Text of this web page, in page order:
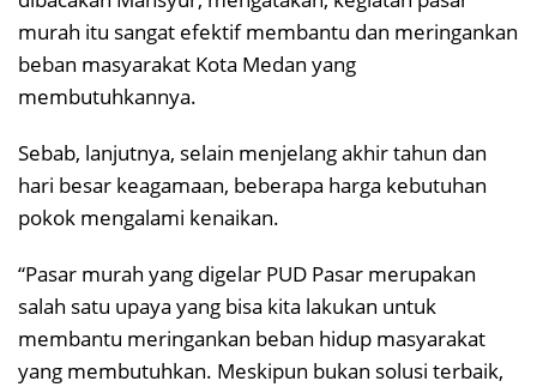
murah itu sangat efektif membantu dan meringankan
beban masyarakat Kota Medan yang
membutuhkannya.
Sebab, lanjutnya, selain menjelang akhir tahun dan
hari besar keagamaan, beberapa harga kebutuhan
pokok mengalami kenaikan.
“Pasar murah yang digelar PUD Pasar merupakan
salah satu upaya yang bisa kita lakukan untuk
membantu meringankan beban hidup masyarakat
yang membutuhkan. Meskipun bukan solusi terbaik,